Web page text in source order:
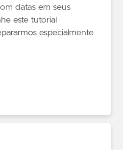
datas em seus
este tutorial
especialmente